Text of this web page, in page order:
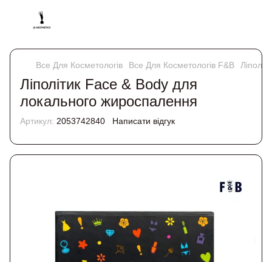
Все Для Косметологів Все Для Косметологів F&B
Ліполітик Face & Body для
локального жироспалення
Артикул: 2053742840 Написати відгук